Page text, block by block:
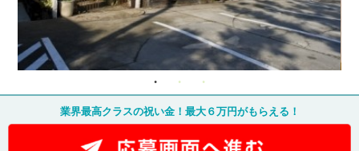
業界最高クラスの祝い金！最大６万円がもらえる！